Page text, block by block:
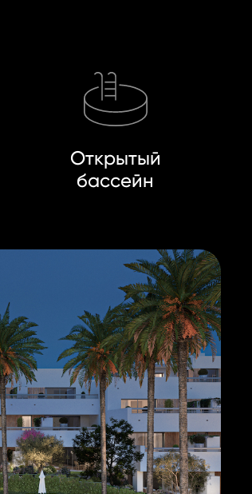
Открытый
бассейн